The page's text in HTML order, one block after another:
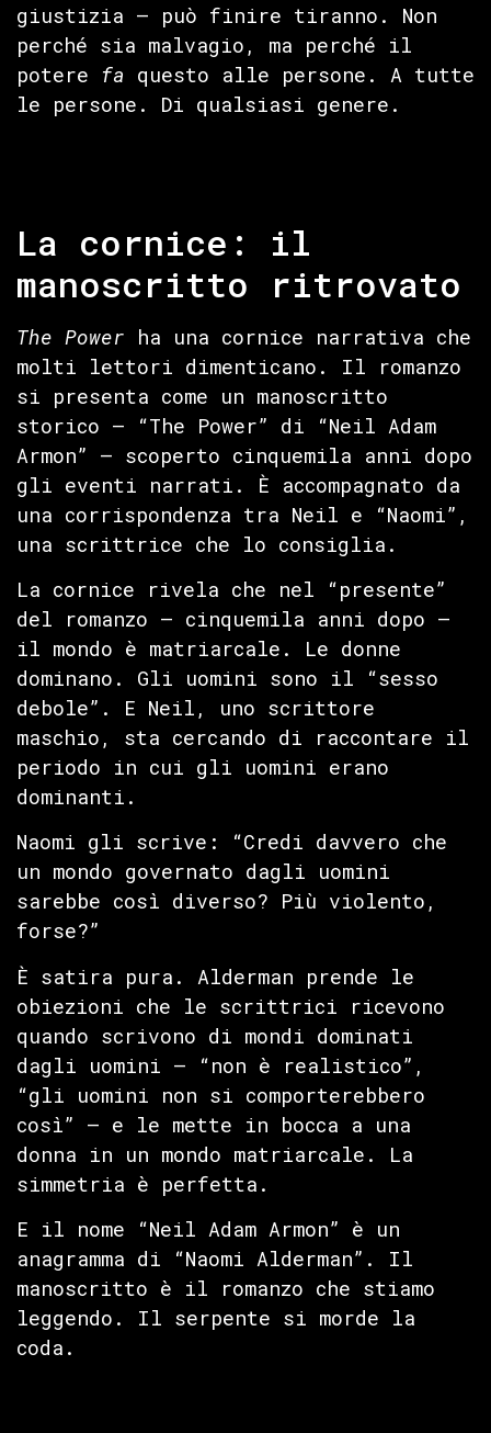
giustizia — può finire tiranno. Non
perché sia malvagio, ma perché il
potere fa questo alle persone. A tutte
le persone. Di qualsiasi genere.
La cornice: il
manoscritto ritrovato
The Power ha una cornice narrativa che
molti lettori dimenticano. Il romanzo
si presenta come un manoscritto
storico — “The Power” di “Neil Adam
Armon” — scoperto cinquemila anni dopo
gli eventi narrati. È accompagnato da
una corrispondenza tra Neil e “Naomi”,
una scrittrice che lo consiglia.
La cornice rivela che nel “presente”
del romanzo — cinquemila anni dopo —
il mondo è matriarcale. Le donne
dominano. Gli uomini sono il “sesso
debole”. E Neil, uno scrittore
maschio, sta cercando di raccontare il
periodo in cui gli uomini erano
dominanti.
Naomi gli scrive: “Credi davvero che
un mondo governato dagli uomini
sarebbe così diverso? Più violento,
forse?”
È satira pura. Alderman prende le
obiezioni che le scrittrici ricevono
quando scrivono di mondi dominati
dagli uomini — “non è realistico”,
“gli uomini non si comporterebbero
così” — e le mette in bocca a una
donna in un mondo matriarcale. La
simmetria è perfetta.
E il nome “Neil Adam Armon” è un
anagramma di “Naomi Alderman”. Il
manoscritto è il romanzo che stiamo
leggendo. Il serpente si morde la
coda.